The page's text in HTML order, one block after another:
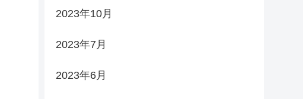
2023年10月
2023年7月
2023年6月